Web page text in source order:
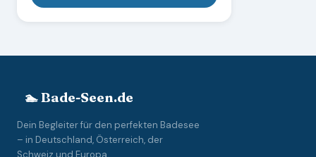
🏊 Bade-Seen.de
Dein Begleiter für den perfekten Badesee
– in Deutschland, Österreich, der